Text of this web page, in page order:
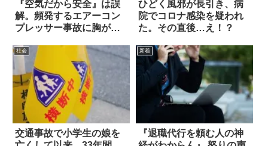
『空気だから安全』は誤
解。頻発するエアーコン
プレッサー事故に胸が痛
ひどく風邪が長引き、病
院でコロナ感染を疑われ
た。その直後…え！？
社会
交通事故で小学生の娘を
新着
『退職代行を頼む人の神